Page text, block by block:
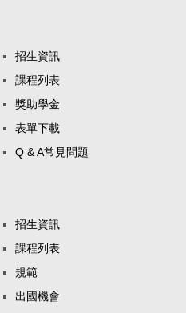
招生資訊
課程列表
獎助學金
表單下載
Q & A常見問題
招生資訊
課程列表
規範
出國機會